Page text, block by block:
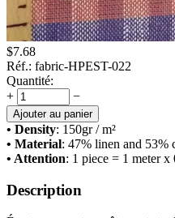
$7.68
Réf.: fabric-HPEST-022
Quantité:
+
−
Ajouter au panier
• Density: 150gr / m²
• Material: 47% linen and 53%
• Attention: 1 piece = 1 meter x
Description